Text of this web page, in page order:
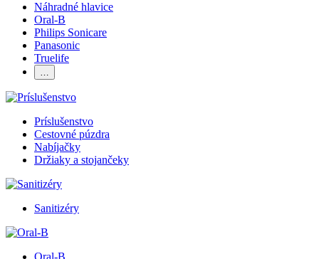
Náhradné hlavice
Oral-B
Philips Sonicare
Panasonic
Truelife
…
Príslušenstvo
Cestovné púzdra
Nabíjačky
Držiaky a stojančeky
Sanitizéry
Oral-B